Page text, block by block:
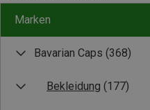
Marken
Bavarian Caps (368)
Bekleidung (177)